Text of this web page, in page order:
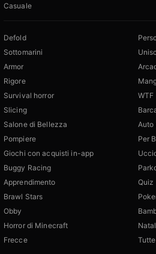
Casuale
Defold
Sottomarini
Armor
Rigore
Survival horror
Slicing
Salone di Bellezza
Pompiere
Giochi con acquisti in-app
Buggy Racing
Apprendimento
Brawl Stars
Obby
Horror di Minecraft
Frecce
WTF
Auto
Per
Quiz